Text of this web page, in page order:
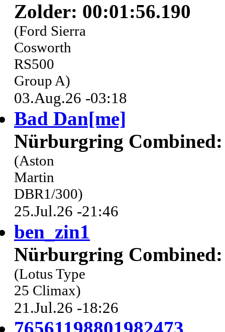
Zolder: 00:01:56.190
(Ford Sierra
Cosworth
RS500
Group A)
03.Aug.26 -03:18
Bad Dan[me]
Nürburgring Combined:
(Aston
Martin
DBR1/300)
25.Jul.26 -21:46
ben_zin1
Nürburgring Combined:
(Lotus Type
25 Climax)
21.Jul.26 -18:26